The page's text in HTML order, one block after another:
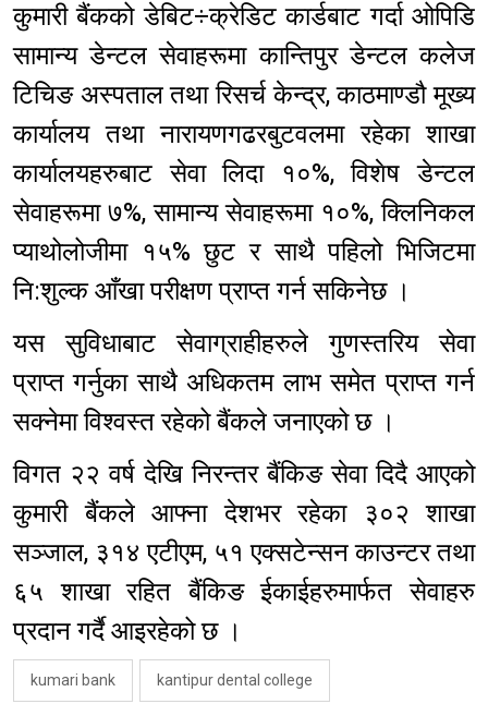
कुमारी बैंकको डेबिट÷क्रेडिट कार्डबाट गर्दा ओपिडि
सामान्य डेन्टल सेवाहरूमा कान्तिपुर डेन्टल कलेज
टिचिङ अस्पताल तथा रिसर्च केन्द्र, काठमाण्डौ मूख्य
कार्यालय तथा नारायणगढरबुटवलमा रहेका शाखा
कार्यालयहरुबाट सेवा लिदा १०%, विशेष डेन्टल
सेवाहरूमा ७%, सामान्य सेवाहरूमा १०%, क्लिनिकल
प्याथोलोजीमा १५% छुट र साथै पहिलो भिजिटमा
नि:शुल्क आँखा परीक्षण प्राप्त गर्न सकिनेछ ।
यस सुविधाबाट सेवाग्राहीहरुले गुणस्तरिय सेवा
प्राप्त गर्नुका साथै अधिकतम लाभ समेत प्राप्त गर्न
सक्नेमा विश्वस्त रहेको बैंकले जनाएको छ ।
विगत २२ वर्ष देखि निरन्तर बैंकिङ सेवा दिदै आएको
कुमारी बैंकले आफ्ना देशभर रहेका ३०२ शाखा
सञ्जाल, ३१४ एटीएम, ५१ एक्सटेन्सन काउन्टर तथा
६५ शाखा रहित बैंकिङ ईकाईहरुमार्फत सेवाहरु
प्रदान गर्दै आइरहेको छ ।
kumari bank kantipur dental college